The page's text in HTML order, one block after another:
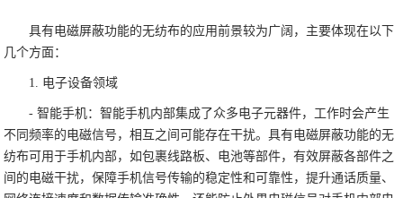
具有电磁屏蔽功能的无纺布的应用前景较为广阔，主要体现在以下
几个方面：
1. 电子设备领域
- 智能手机：智能手机内部集成了众多电子元器件，工作时会产生
不同频率的电磁信号，相互之间可能存在干扰。具有电磁屏蔽功能的无
纺布可用于手机内部，如包裹线路板、电池等部件，有效屏蔽各部件之
间的电磁干扰，保障手机信号传输的稳定性和可靠性，提升通话质量、